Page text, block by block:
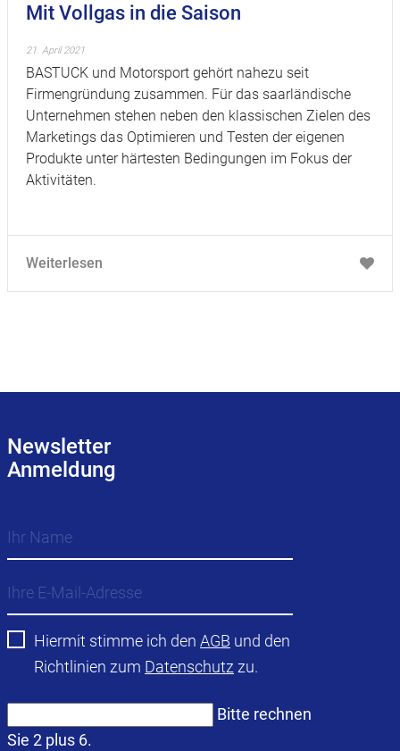
Mit Vollgas in die Saison
21. April 2021
BASTUCK und Motorsport gehört nahezu seit
Firmengründung zusammen. Für das saarländische
Unternehmen stehen neben den klassischen Zielen des
Marketings das Optimieren und Testen der eigenen
Produkte unter härtesten Bedingungen im Fokus der
Aktivitäten.
Weiterlesen
Newsletter
Anmeldung
Hiermit stimme ich den AGB und den
Richtlinien zum Datenschutz zu.
Bitte rechnen
Sie 2 plus 6.